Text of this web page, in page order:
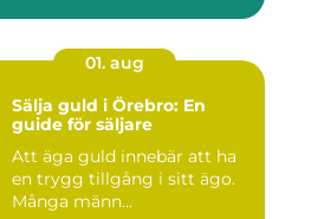
01. aug
Sälja guld i Örebro: En
guide för säljare
Att äga guld innebär att ha
en trygg tillgång i sitt ägo.
Många männ...